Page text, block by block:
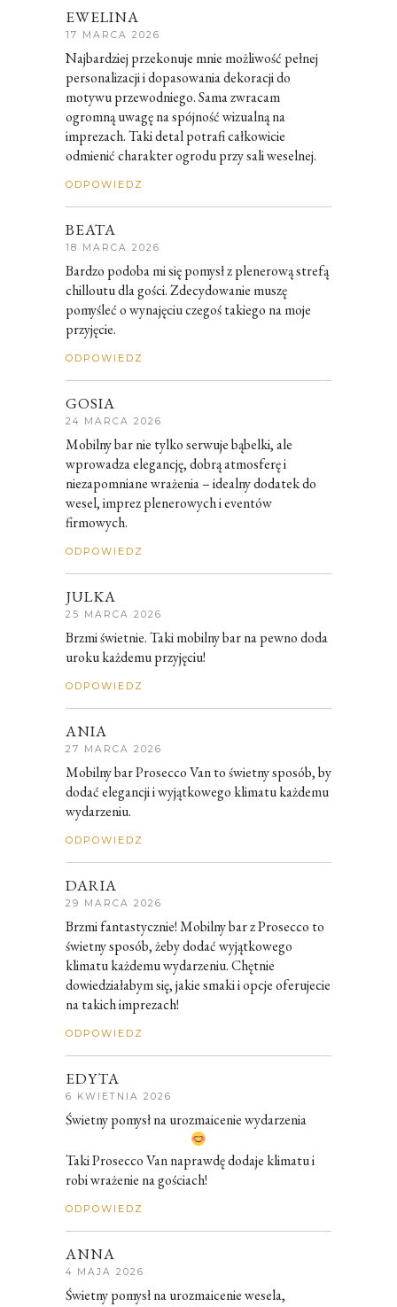
EWELINA
17 MARCA 2026
Najbardziej przekonuje mnie możliwość pełnej
personalizacji i dopasowania dekoracji do
motywu przewodniego. Sama zwracam
ogromną uwagę na spójność wizualną na
imprezach. Taki detal potrafi całkowicie
odmienić charakter ogrodu przy sali weselnej.
ODPOWIEDZ
BEATA
18 MARCA 2026
Bardzo podoba mi się pomysł z plenerową strefą
chilloutu dla gości. Zdecydowanie muszę
pomyśleć o wynajęciu czegoś takiego na moje
przyjęcie.
ODPOWIEDZ
GOSIA
24 MARCA 2026
Mobilny bar nie tylko serwuje bąbelki, ale
wprowadza elegancję, dobrą atmosferę i
niezapomniane wrażenia – idealny dodatek do
wesel, imprez plenerowych i eventów
firmowych.
ODPOWIEDZ
JULKA
25 MARCA 2026
Brzmi świetnie. Taki mobilny bar na pewno doda
uroku każdemu przyjęciu!
ODPOWIEDZ
ANIA
27 MARCA 2026
Mobilny bar Prosecco Van to świetny sposób, by
dodać elegancji i wyjątkowego klimatu każdemu
wydarzeniu.
ODPOWIEDZ
DARIA
29 MARCA 2026
Brzmi fantastycznie! Mobilny bar z Prosecco to
świetny sposób, żeby dodać wyjątkowego
klimatu każdemu wydarzeniu. Chętnie
dowiedziałabym się, jakie smaki i opcje oferujecie
na takich imprezach!
ODPOWIEDZ
EDYTA
6 KWIETNIA 2026
Świetny pomysł na urozmaicenie wydarzenia
Taki Prosecco Van naprawdę dodaje klimatu i
robi wrażenie na gościach!
ODPOWIEDZ
ANNA
4 MAJA 2026
Świetny pomysł na urozmaicenie wesela,